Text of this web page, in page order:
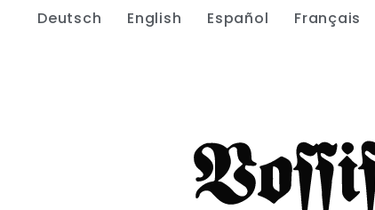
Deutsch English Español Français